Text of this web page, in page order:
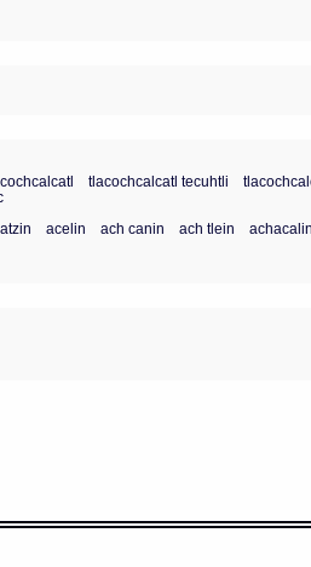
tlacochcalcatl tecuhtli
acelin ach canin ach tlein achacalin